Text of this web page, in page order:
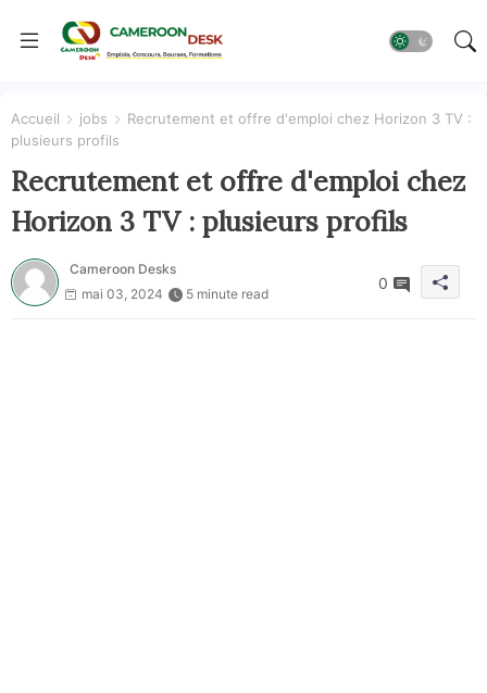
Accueil jobs
Recrutement et offre d'emploi chez Horizon 3 TV :
plusieurs profils
Recrutement et offre d'emploi chez
Horizon 3 TV : plusieurs profils
Cameroon Desks
mai 03, 2024
5 minute read
0